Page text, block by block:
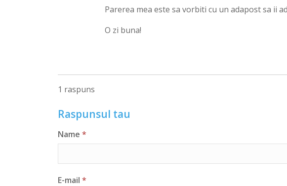
Parerea mea este sa vorbiti cu un adapost sa ii
O zi buna!
1 raspuns
Raspunsul tau
Name *
E-mail *